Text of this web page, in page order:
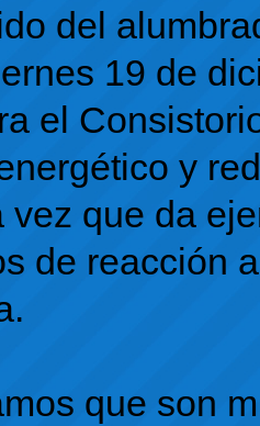
del
19 de
el
y
vez que da
de reacción
que son